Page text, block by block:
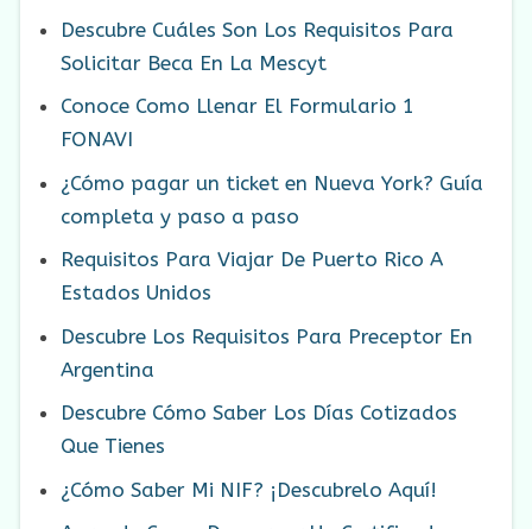
Descubre Cuáles Son Los Requisitos Para
Solicitar Beca En La Mescyt
Conoce Como Llenar El Formulario 1
FONAVI
¿Cómo pagar un ticket en Nueva York? Guía
completa y paso a paso
Requisitos Para Viajar De Puerto Rico A
Estados Unidos
Descubre Los Requisitos Para Preceptor En
Argentina
Descubre Cómo Saber Los Días Cotizados
Que Tienes
¿Cómo Saber Mi NIF? ¡Descubrelo Aquí!